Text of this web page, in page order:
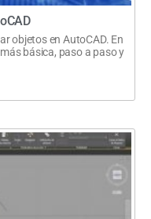
objetos en AutoCAD. En
básica, paso a paso y